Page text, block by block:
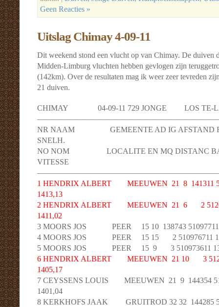
Geen Reacties »
Uitslag Chimay 4-09-11
Dit weekend stond een vlucht op van Chimay. De duiven
Midden-Limburg vluchten hebben gevlogen zijn
(142km). Over de resultaten mag ik weer zeer tevreden
21 duiven.
CHIMAY 04-09-11 729 JONGE LOS TE-
NR NAAM GEMEENTE AD IG AFSTAND
SNELH.
NO NOM LOCALITE EN MQ DISTANC
VITESSE
1 HENDRIX ALBERT MEEUWEN 21 8 141311
1413,13
2 HENDRIX ALBERT MEEUWEN 21 6 2
1411,02
3 MOORS JOS PEER 15 10 138743 510977111
4 MOORS JOS PEER 15 15 2 510976711
5 MOORS JOS PEER 15 9 3 510973611
6 HENDRIX ALBERT MEEUWEN 21 10 3
1405,17
7 CEYSSENS LOUIS MEEUWEN 21 9 144354
1401,04
8 KERKHOFS JAAK GRUITROD 32 32 144285